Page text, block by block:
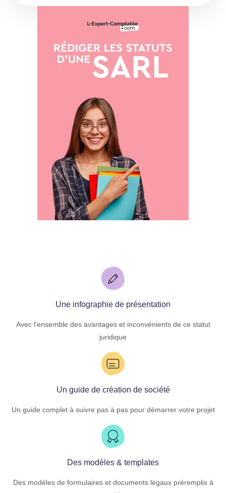
Une infographie de présentation
Avec l'ensemble des avantages et inconvénients de ce statut
juridique
Un guide de création de société
Un guide complet à suivre pas à pas pour démarrer votre projet
Des modèles & templates
Des modèles de formulaires et documents légaux préremplis à